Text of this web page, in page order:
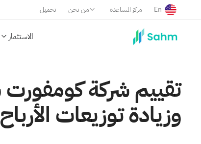
تحميل من نحن مركز المساعدة En
الاستثمار
وزيادة توزيعات الأرباح